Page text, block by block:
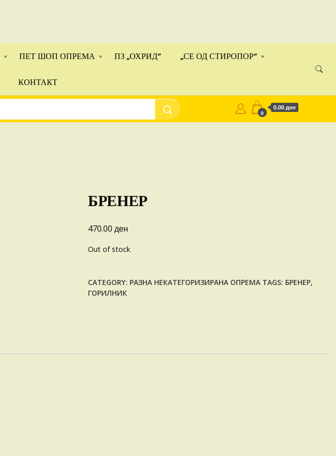
ПЕТ ШОП ОПРЕМА ПЗ „ОХРИД“ „СЕ ОД СТИРОПОР“
КОНТАКТ
0
0.00 ден
БРЕНЕР
470.00 ден
Out of stock
CATEGORY: РАЗНА НЕКАТЕГОРИЗИРАНА ОПРЕМА TAGS: БРЕНЕР,
ГОРИЛНИК